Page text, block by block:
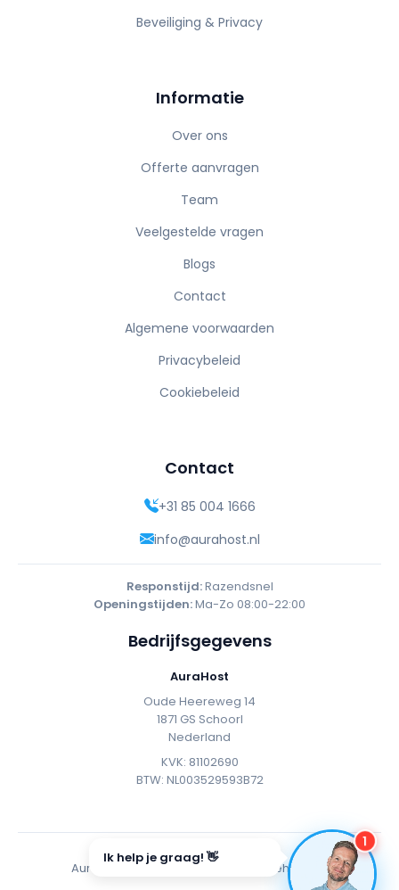
Beveiliging & Privacy
Informatie
Over ons
Offerte aanvragen
Team
Veelgestelde vragen
Blogs
Contact
Algemene voorwaarden
Privacybeleid
Cookiebeleid
Contact
+31 85 004 1666
info@aurahost.nl
Responstijd:Razendsnel
Openingstijden:Ma-Zo 08:00-22:00
Bedrijfsgegevens
AuraHost
Oude Heereweg 14
1871 GS Schoorl
Nederland
KVK: 81102690
BTW: NL003529593B72
AuraHost 2026 - Alle rechten voorbehouden
Ik help je graag! 👋
1